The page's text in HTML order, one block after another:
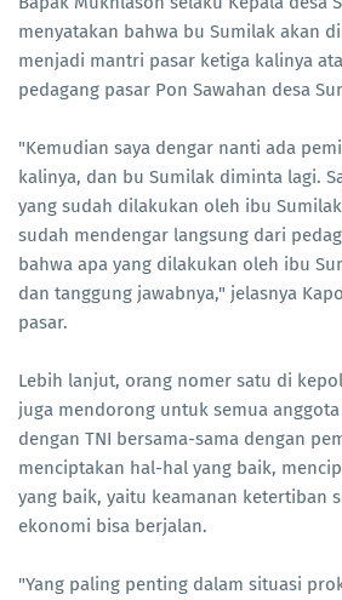
menyatakan bahwa bu Sumilak akan
menjadi mantri pasar ketiga kalinya
pedagang pasar Pon Sawahan desa
"Kemudian saya dengar nanti ada
kalinya, dan bu Sumilak diminta lagi.
yang sudah dilakukan oleh ibu
sudah mendengar langsung dari
bahwa apa yang dilakukan oleh ibu
dan tanggung jawabnya," jelasnya
pasar.
Lebih lanjut, orang nomer satu di
juga mendorong untuk semua
dengan TNI bersama-sama dengan
menciptakan hal-hal yang baik,
yang baik, yaitu keamanan ketertiban
ekonomi bisa berjalan.
"Yang paling penting dalam situasi